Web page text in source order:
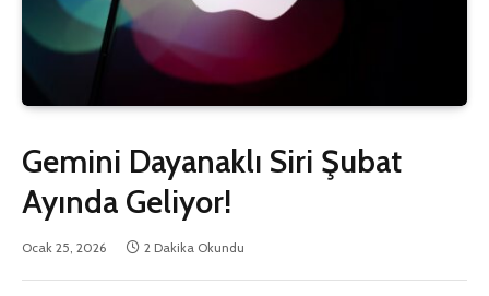
Gemini Dayanaklı Siri Şubat
Ayında Geliyor!
Ocak 25, 2026 2 Dakika Okundu